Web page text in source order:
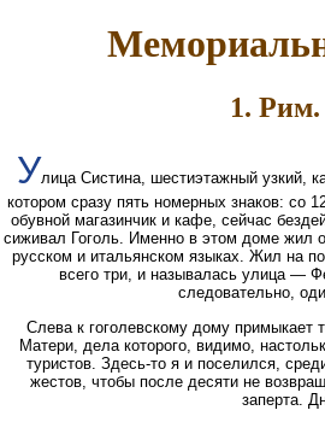
1. Рим.
Улица Систина, шестиэтажный узкий,
котором сразу пять номерных знаков: со
обувной магазинчик и кафе, сейчас
сиживал Гоголь. Именно в этом доме жил
русском и итальянском языках. Жил на
всего три, и называлась улица —
следовательно,
Слева к гоголевскому дому примыкает
Матери, дела которого, видимо,
туристов. Здесь-то я и поселился,
жестов, чтобы после десяти не
заперта.